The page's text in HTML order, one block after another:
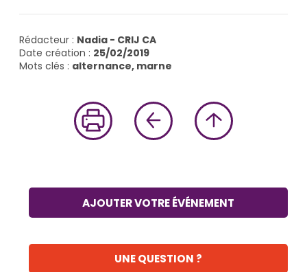
Rédacteur : Nadia - CRIJ CA
Date création : 25/02/2019
Mots clés : alternance, marne
AJOUTER VOTRE ÉVÉNEMENT
UNE QUESTION ?